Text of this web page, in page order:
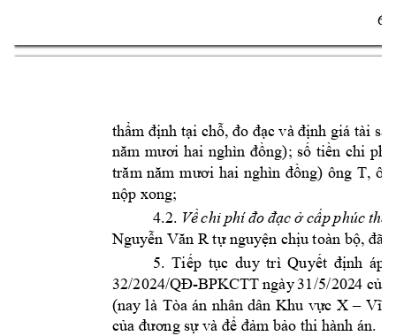
6
thẩm định tại chỗ, đo đạc và định giá tài sả
năm mươi hai nghìn đồng); số tiền chi phí
trăm năm mươi hai nghìn đồng) ông T,
nộp xong;
4.2. Về chi phí đo đạc ở cấp phúc
Nguyễn Văn R tự nguyện chịu toàn bộ, đã
5. Tiếp tục duy trì Quyết định áp
32/2024/QĐ-BPKCTT ngày 31/5/2024 của
(nay là Tòa án nhân dân Khu vực X –
của đương sự và để đảm bảo thi hành án.